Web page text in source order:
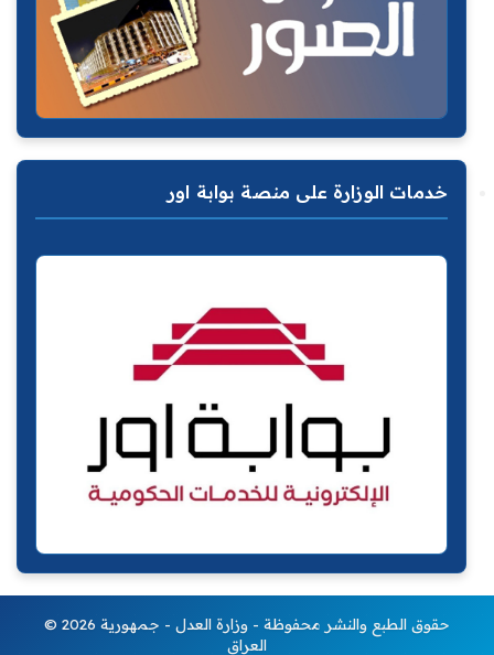
خدمات الوزارة على منصة بوابة اور
© 2026 حقوق الطبع والنشر محفوظة - وزارة العدل - جمهورية
العراق